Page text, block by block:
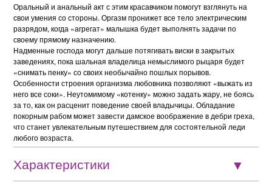
Оральный и анальный акт с этим красавчиком помогут взглянуть на
свои умения со стороны. Оргазм пронижет все тело электрическим
разрядом, когда «агрегат» малышка будет выполнять задачи по
своему прямому назначению.
Надменные господа могут дальше потягивать виски в закрытых
заведениях, пока шальная владелица немыслимого рыцаря будет
«снимать пенку» со своих необычайно пошлых порывов.
Особенности строения организма любовника позволяют «выжать из
него все соки». Неутомимому «котенку» можно задать жару, не боясь
за то, как он расценит поведение своей владычицы. Обладание
покорным рабом может завести дамское воображение в дебри греха,
что станет увлекательным путешествием для состоятельной леди
любого возраста.
Характеристики